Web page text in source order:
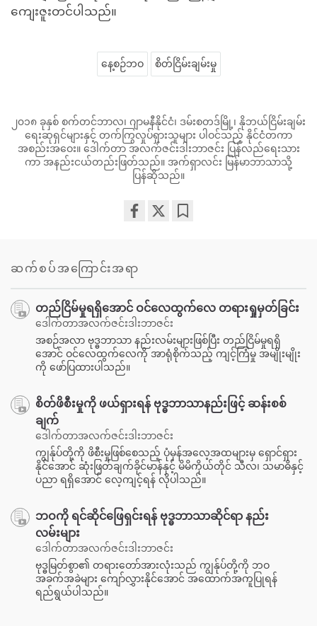
ကျေးဇူးတင်ပါသည်။
နေ့စဉ်ဘဝ စိတ်ငြိမ်းချမ်းမှု
၂၀၁၈ ခုနှစ် စက်တင်ဘာလ၊ ဂျာမနီနိုင်ငံ၊ ဒမ်းစတဒ်မြို့၊ နိုဘယ်ငြိမ်းချမ်း
ရေးဆုရှင်များနှင့် တက်ကြွလှုပ်ရှားသူများ ပါဝင်သည့် နိုင်ငံတကာ
အစည်းအဝေး။ ဒေါက်တာ အလက်ဇင်းဒါးဘာဇင်း ပြန်လည်ရေးသား
ကာ အနည်းငယ်တည်းဖြတ်သည်။ အက်ရှာလင်း မြန်မာဘာသာသို့
ပြန်ဆိုသည်။
ဆက်စပ်အကြောင်းအရာ
တည်ငြိမ်မှုရရှိအောင် ဝင်လေထွက်လေ တရားရှုမှတ်ခြင်း
ဒေါက်တာအလက်ဇင်းဒါးဘာဇင်း
အစဉ်အလာ ဗုဒ္ဓဘာသာ နည်းလမ်းများဖြစ်ပြီး တည်ငြိမ်မှုရရှိ
အောင် ဝင်လေထွက်လေကို အာရုံစိုက်သည့် ကျင့်ကြံမှု အမျိုးမျိုး
ကို ဖော်ပြထားပါသည်။
စိတ်ဖိစီးမှုကို ဖယ်ရှားရန် ဗုဒ္ဓဘာသာနည်းဖြင့် ဆန်းစစ်
ချက်
ဒေါက်တာအလက်ဇင်းဒါးဘာဇင်း
ကျွန်ုပ်တို့ကို ဖိစီးမှုဖြစ်စေသည့် ပုံမှန်အလေ့အထများမှ ရှောင်ရှား
နိုင်အောင် ဆုံးဖြတ်ချက်ခိုင်မာန်နှင့် မိမိကိုယ်တိုင် သီလ၊ သမာဓိနှင့်
ပညာ ရရှိအောင် လေ့ကျင့်ရန် လိုပါသည်။
ဘဝကို ရင်ဆိုင်ဖြေရှင်းရန် ဗုဒ္ဓဘာသာဆိုင်ရာ နည်း
လမ်းများ
ဒေါက်တာအလက်ဇင်းဒါးဘာဇင်း
ဗုဒ္ဓမြတ်စွာ၏ တရားတော်အားလုံးသည် ကျွန်ုပ်တို့ကို ဘဝ
အခက်အခဲများ ကျော်လွှားနိုင်အောင် အထောက်အကူပြုရန်
ရည်ရွယ်ပါသည်။